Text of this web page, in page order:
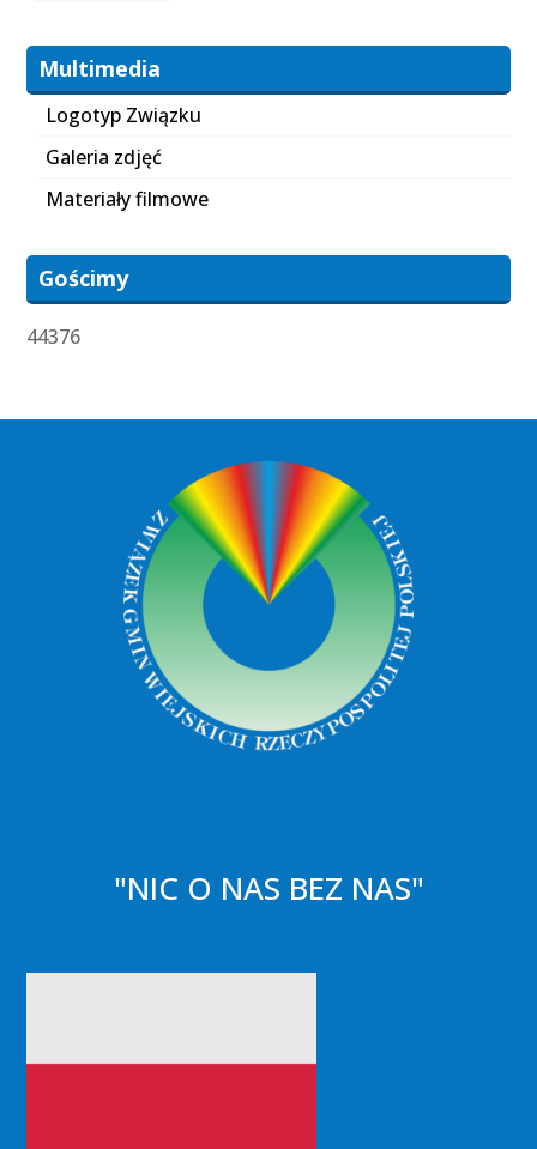
Multimedia
Logotyp Związku
Galeria zdjęć
Materiały filmowe
Gościmy
44376
"NIC O NAS BEZ NAS"